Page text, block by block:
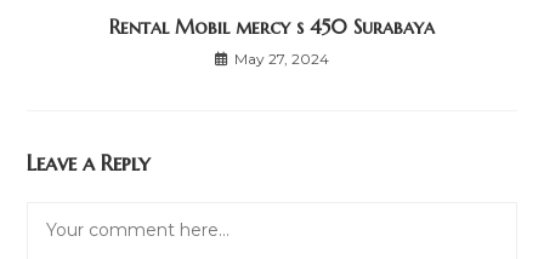
Rental Mobil mercy s 450 Surabaya
May 27, 2024
Leave a Reply